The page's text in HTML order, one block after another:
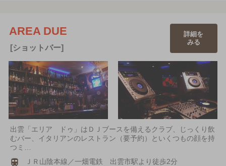
AREA DUE
[ショットバー]
詳細を
みる
出雲「エリア ドゥ」はＤＪブースを備えるクラブ、じっくり飲
むバー、イタリアンのレストラン（要予約）といくつもの顔を持
つミ…
ＪＲ山陰本線／一畑電鉄 出雲市駅より徒歩2分